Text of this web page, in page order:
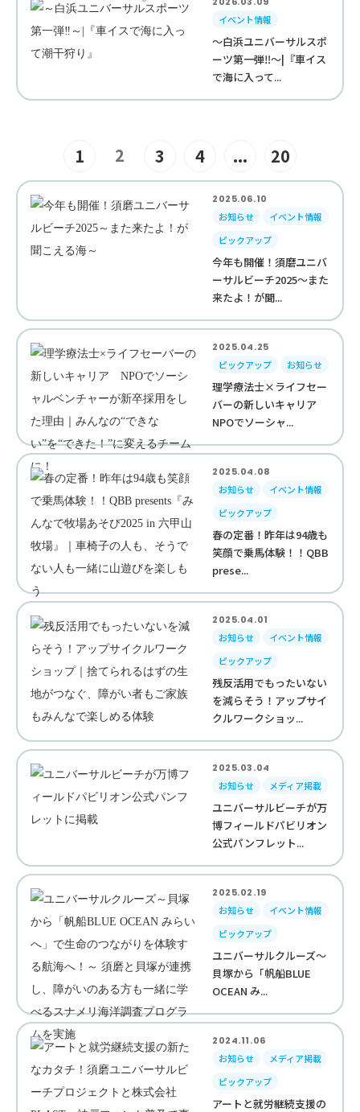
イベント情報
～白浜ユニバーサルスポ
ーツ第一弾‼︎～|『車イス
で海に入って...
1 2 3 4 ... 20
2025.06.10
お知らせ
イベント情報
ピックアップ
今年も開催！須磨ユニバ
ーサルビーチ2025～また
来たよ！が聞...
2025.04.25
ピックアップ
お知らせ
理学療法士×ライフセー
バーの新しいキャリア
NPOでソーシャ...
2025.04.08
お知らせ
イベント情報
ピックアップ
春の定番！昨年は94歳も
笑顔で乗馬体験！！QBB
prese...
2025.04.01
お知らせ
イベント情報
ピックアップ
残反活用でもったいない
を減らそう！アップサイ
クルワークショッ...
2025.03.04
お知らせ
メディア掲載
ユニバーサルビーチが万
博フィールドパビリオン
公式パンフレット...
2025.02.19
お知らせ
イベント情報
ピックアップ
ユニバーサルクルーズ～
貝塚から「帆船BLUE
OCEAN み...
2024.11.06
お知らせ
メディア掲載
ピックアップ
アートと就労継続支援の